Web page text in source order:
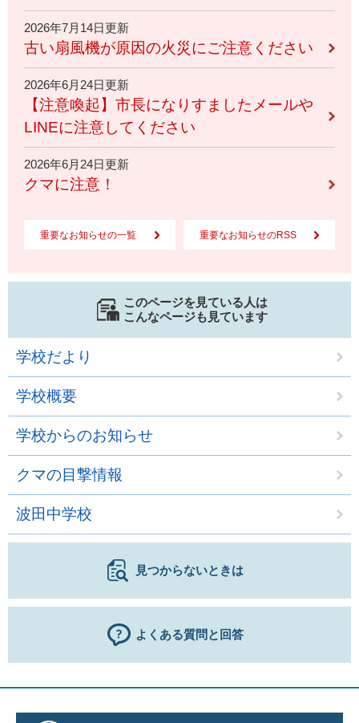
2026年7月14日更新
古い扇風機が原因の火災にご注意ください
2026年6月24日更新
【注意喚起】市長になりすましたメールや
LINEに注意してください
2026年6月24日更新
クマに注意！
重要なお知らせの一覧 重要なお知らせのRSS
このページを見ている人は
こんなページも見ています
学校だより
学校概要
学校からのお知らせ
クマの目撃情報
波田中学校
見つからないときは
よくある質問と回答